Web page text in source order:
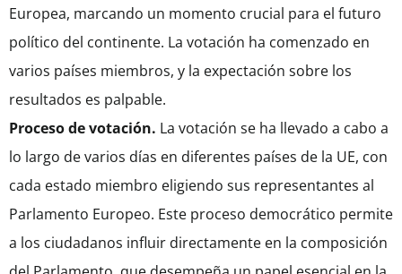
Europea, marcando un momento crucial para el futuro
político del continente. La votación ha comenzado en
varios países miembros, y la expectación sobre los
resultados es palpable.
Proceso de votación. La votación se ha llevado a cabo a
lo largo de varios días en diferentes países de la UE, con
cada estado miembro eligiendo sus representantes al
Parlamento Europeo. Este proceso democrático permite
a los ciudadanos influir directamente en la composición